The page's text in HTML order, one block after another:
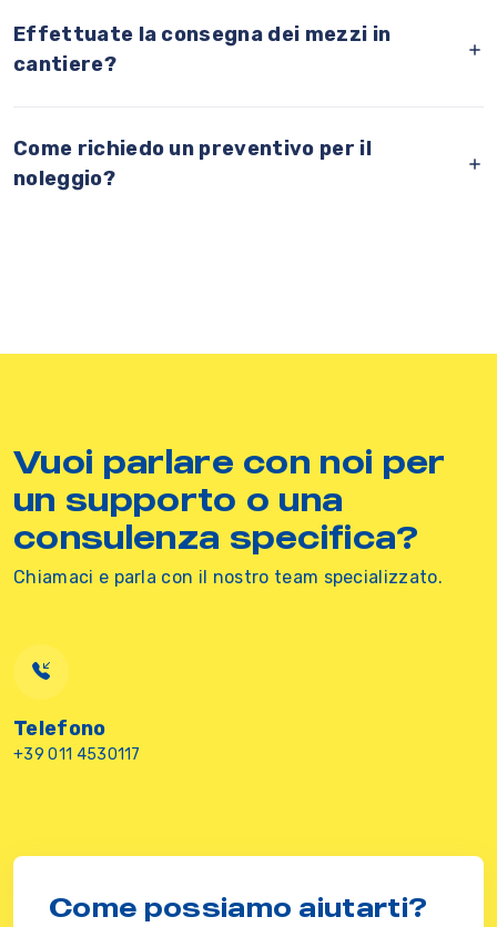
Effettuate la consegna dei mezzi in
cantiere?
Come richiedo un preventivo per il
noleggio?
Vuoi parlare con noi per
un supporto o una
consulenza specifica?
Chiamaci e parla con il nostro team specializzato.
Telefono
+39 011 4530117
Come possiamo aiutarti?